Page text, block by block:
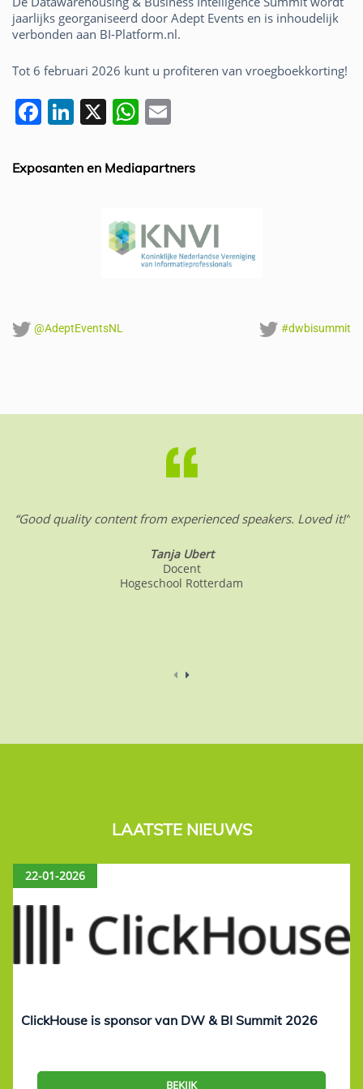
jaarlijks georganiseerd door Adept Events en is inhoudelijk
verbonden aan BI-Platform.nl.
Tot 6 februari 2026 kunt u profiteren van vroegboekkorting!
F
c
Li
k
X W
at
A
p
p
ai
Exposanten en Mediapartners
@AdeptEventsNL #dwbisummit
“Good quality content from experienced speakers. Loved it!”
Tanja Ubert
Docent
Hogeschool Rotterdam
LAATSTE NIEUWS
22-01-2026
ClickHouse is sponsor van DW & BI Summit 2026
BEKIJK